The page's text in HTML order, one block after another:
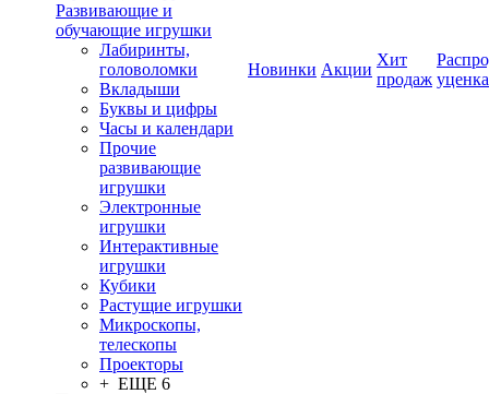
Развивающие и
обучающие игрушки
Лабиринты,
головоломки
Вкладыши
Буквы и цифры
Часы и календари
Прочие
развивающие
игрушки
Электронные
игрушки
Интерактивные
игрушки
Кубики
Растущие игрушки
Микроскопы,
телескопы
Проекторы
+ ЕЩЕ 6
Новинки Акции
Хит
продаж уценка